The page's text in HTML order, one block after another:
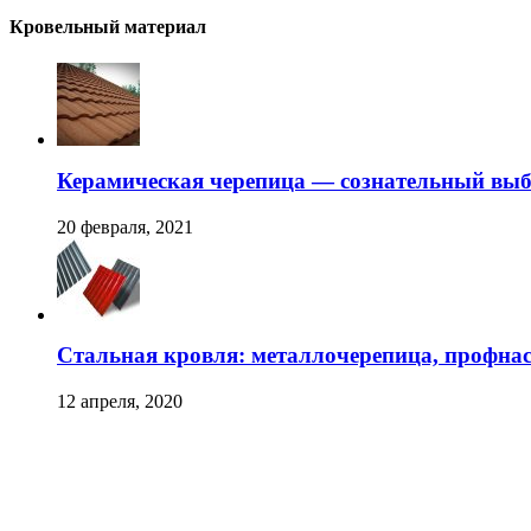
Кровельный материал
Керамическая черепица — сознательный
20 февраля, 2021
Стальная кровля: металлочерепица,
12 апреля, 2020